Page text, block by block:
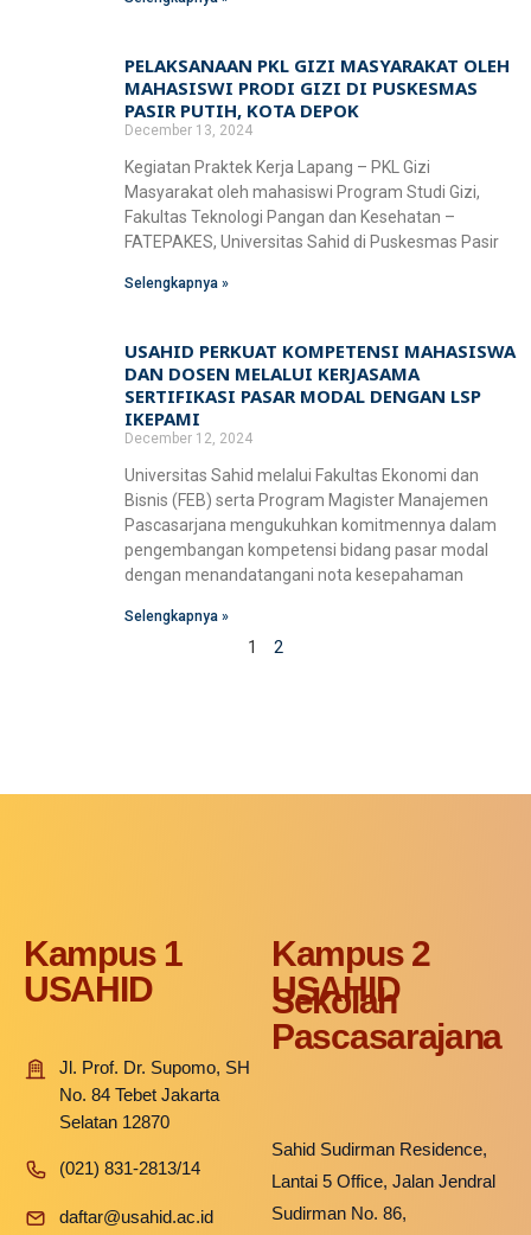
PELAKSANAAN PKL GIZI MASYARAKAT OLEH
MAHASISWI PRODI GIZI DI PUSKESMAS
PASIR PUTIH, KOTA DEPOK
December 13, 2024
Kegiatan Praktek Kerja Lapang – PKL Gizi
Masyarakat oleh mahasiswi Program Studi Gizi,
Fakultas Teknologi Pangan dan Kesehatan –
FATEPAKES, Universitas Sahid di Puskesmas Pasir
Selengkapnya »
USAHID PERKUAT KOMPETENSI MAHASISWA
DAN DOSEN MELALUI KERJASAMA
SERTIFIKASI PASAR MODAL DENGAN LSP
IKEPAMI
December 12, 2024
Universitas Sahid melalui Fakultas Ekonomi dan
Bisnis (FEB) serta Program Magister Manajemen
Pascasarjana mengukuhkan komitmennya dalam
pengembangan kompetensi bidang pasar modal
dengan menandatangani nota kesepahaman
Selengkapnya »
1 2
Kampus 1
USAHID
Jl. Prof. Dr. Supomo, SH
No. 84 Tebet Jakarta
Selatan 12870
(021) 831-2813/14
daftar@usahid.ac.id
Kampus 2
USAHID
Sekolah
Pascasarajana
Sahid Sudirman Residence,
Lantai 5 Office, Jalan Jendral
Sudirman No. 86,